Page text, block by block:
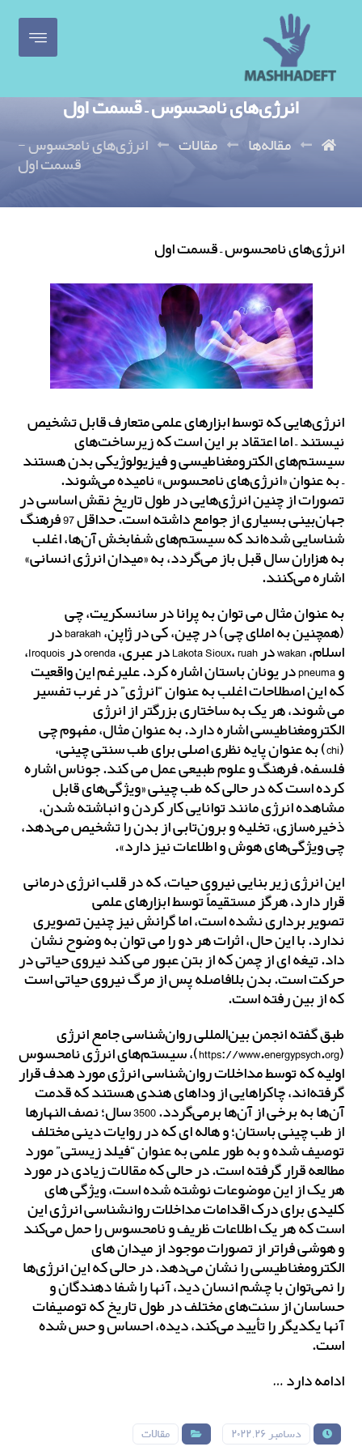
انرژی‌های نامحسوس – قسمت اول
مقاله‌ها مقالات
انرژی‌های نامحسوس -
قسمت اول
انرژی‌های نامحسوس – قسمت اول
انرژی‌هایی که توسط ابزارهای علمی متعارف قابل تشخیص
نیستند – اما اعتقاد بر این است که زیرساخت‌های
سیستم‌های الکترومغناطیسی و فیزیولوژیکی بدن هستند
– به عنوان «انرژی‌های نامحسوس» نامیده می‌شوند.
تصورات از چنین انرژی‌هایی در طول تاریخ نقش اساسی در
جهان‌بینی بسیاری از جوامع داشته است. حداقل 97 فرهنگ
شناسایی شده‌اند که سیستم‌های شفابخش آن‌ها، اغلب
به هزاران سال قبل باز می‌گردد، به «میدان انرژی انسانی»
اشاره می‌کنند.
به عنوان مثال می توان به پرانا در سانسکریت، چی
(همچنین به املای چی) در چین، کی در ژاپن، barakah در
اسلام، wakan در Lakota Sioux، ruah در عبری، orenda در Iroquois،
و pneuma در یونان باستان اشاره کرد. علیرغم این واقعیت
که این اصطلاحات اغلب به عنوان “انرژی” در غرب تفسیر
می شوند، هر یک به ساختاری بزرگتر از انرژی
الکترومغناطیسی اشاره دارد. به عنوان مثال، مفهوم چی
(chi) به عنوان پایه نظری اصلی برای طب سنتی چینی،
فلسفه، فرهنگ و علوم طبیعی عمل می کند. جوناس اشاره
کرده است که در حالی که طب چینی «ویژگی‌های قابل
مشاهده انرژی مانند توانایی کار کردن و انباشته شدن،
ذخیره‌سازی، تخلیه و برون‌تابی از بدن را تشخیص می‌دهد،
چی ویژگی‌های هوش و اطلاعات نیز دارد».
این انرژی زیربنایی نیروی حیات، که در قلب انرژی درمانی
قرار دارد، هرگز مستقیماً توسط ابزارهای علمی
تصویربرداری نشده است، اما گرانش نیز چنین تصویری
ندارد. با این حال، اثرات هر دو را می توان به وضوح نشان
داد. تیغه ای از چمن که از بتن عبور می کند نیروی حیاتی در
حرکت است. بدن بلافاصله پس از مرگ نیروی حیاتی است
که از بین رفته است.
طبق گفته انجمن بین‌المللی روان‌شناسی جامع انرژی
(https://www.energypsych.org)، سیستم‌های انرژی نامحسوس
اولیه که توسط مداخلات روان‌شناسی انرژی مورد هدف قرار
گرفته‌اند، چاکراهایی از وداهای هندی هستند که قدمت
آن‌ها به برخی از آن‌ها برمی‌گردد. 3500 سال؛ نصف النهارها
از طب چینی باستان؛ و هاله ای که در روایات دینی مختلف
توصیف شده و به طور علمی به عنوان “فیلد زیستی” مورد
مطالعه قرار گرفته است. در حالی که مقالات زیادی در مورد
هر یک از این موضوعات نوشته شده است، ویژگی های
کلیدی برای درک اقدامات مداخلات روانشناسی انرژی این
است که هر یک اطلاعات ظریف و نامحسوس را حمل می‌کند
و هوشی فراتر از تصورات موجود از میدان های
الکترومغناطیسی را نشان می‌دهد. در حالی که این انرژی‌ها
را نمی‌توان با چشم انسان دید، آنها را شفا دهندگان و
حساسان از سنت‌های مختلف در طول تاریخ که توصیفات
آنها یکدیگر را تأیید می‌‌کند، دیده، احساس و حس شده
است.
ادامه دارد …
دسامبر ۲۶, ۲۰۲۲ مقالات